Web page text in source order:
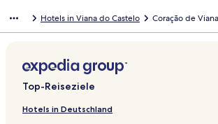
Hotels in Viana do Castelo Coração de
Top-Reiseziele
Hotels in Deutschland